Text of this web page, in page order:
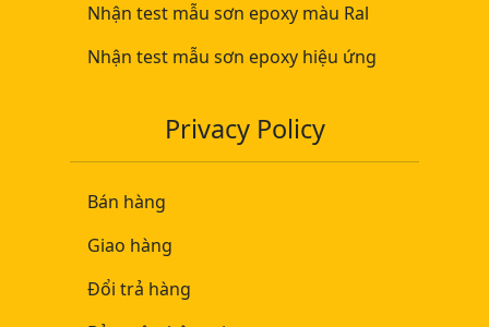
Nhận test mẫu sơn epoxy màu Ral
Nhận test mẫu sơn epoxy hiệu ứng
Privacy Policy
Bán hàng
Giao hàng
Đổi trả hàng